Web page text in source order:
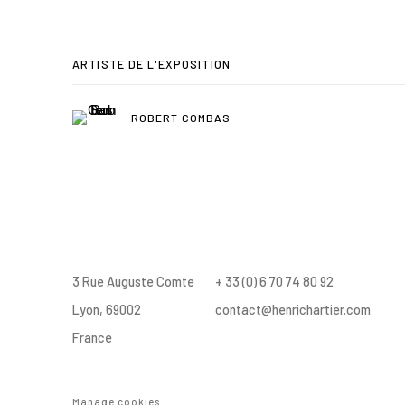
ARTISTE DE L'EXPOSITION
ROBERT COMBAS
3 Rue Auguste Comte
Lyon, 69002
France
+ 33 (0) 6 70 74 80 92
contact@henrichartier.com
Manage cookies